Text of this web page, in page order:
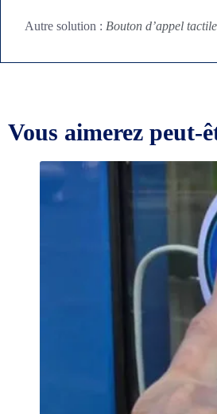
Autre solution : Bouton d’appel tactile
Vous aimerez peut-